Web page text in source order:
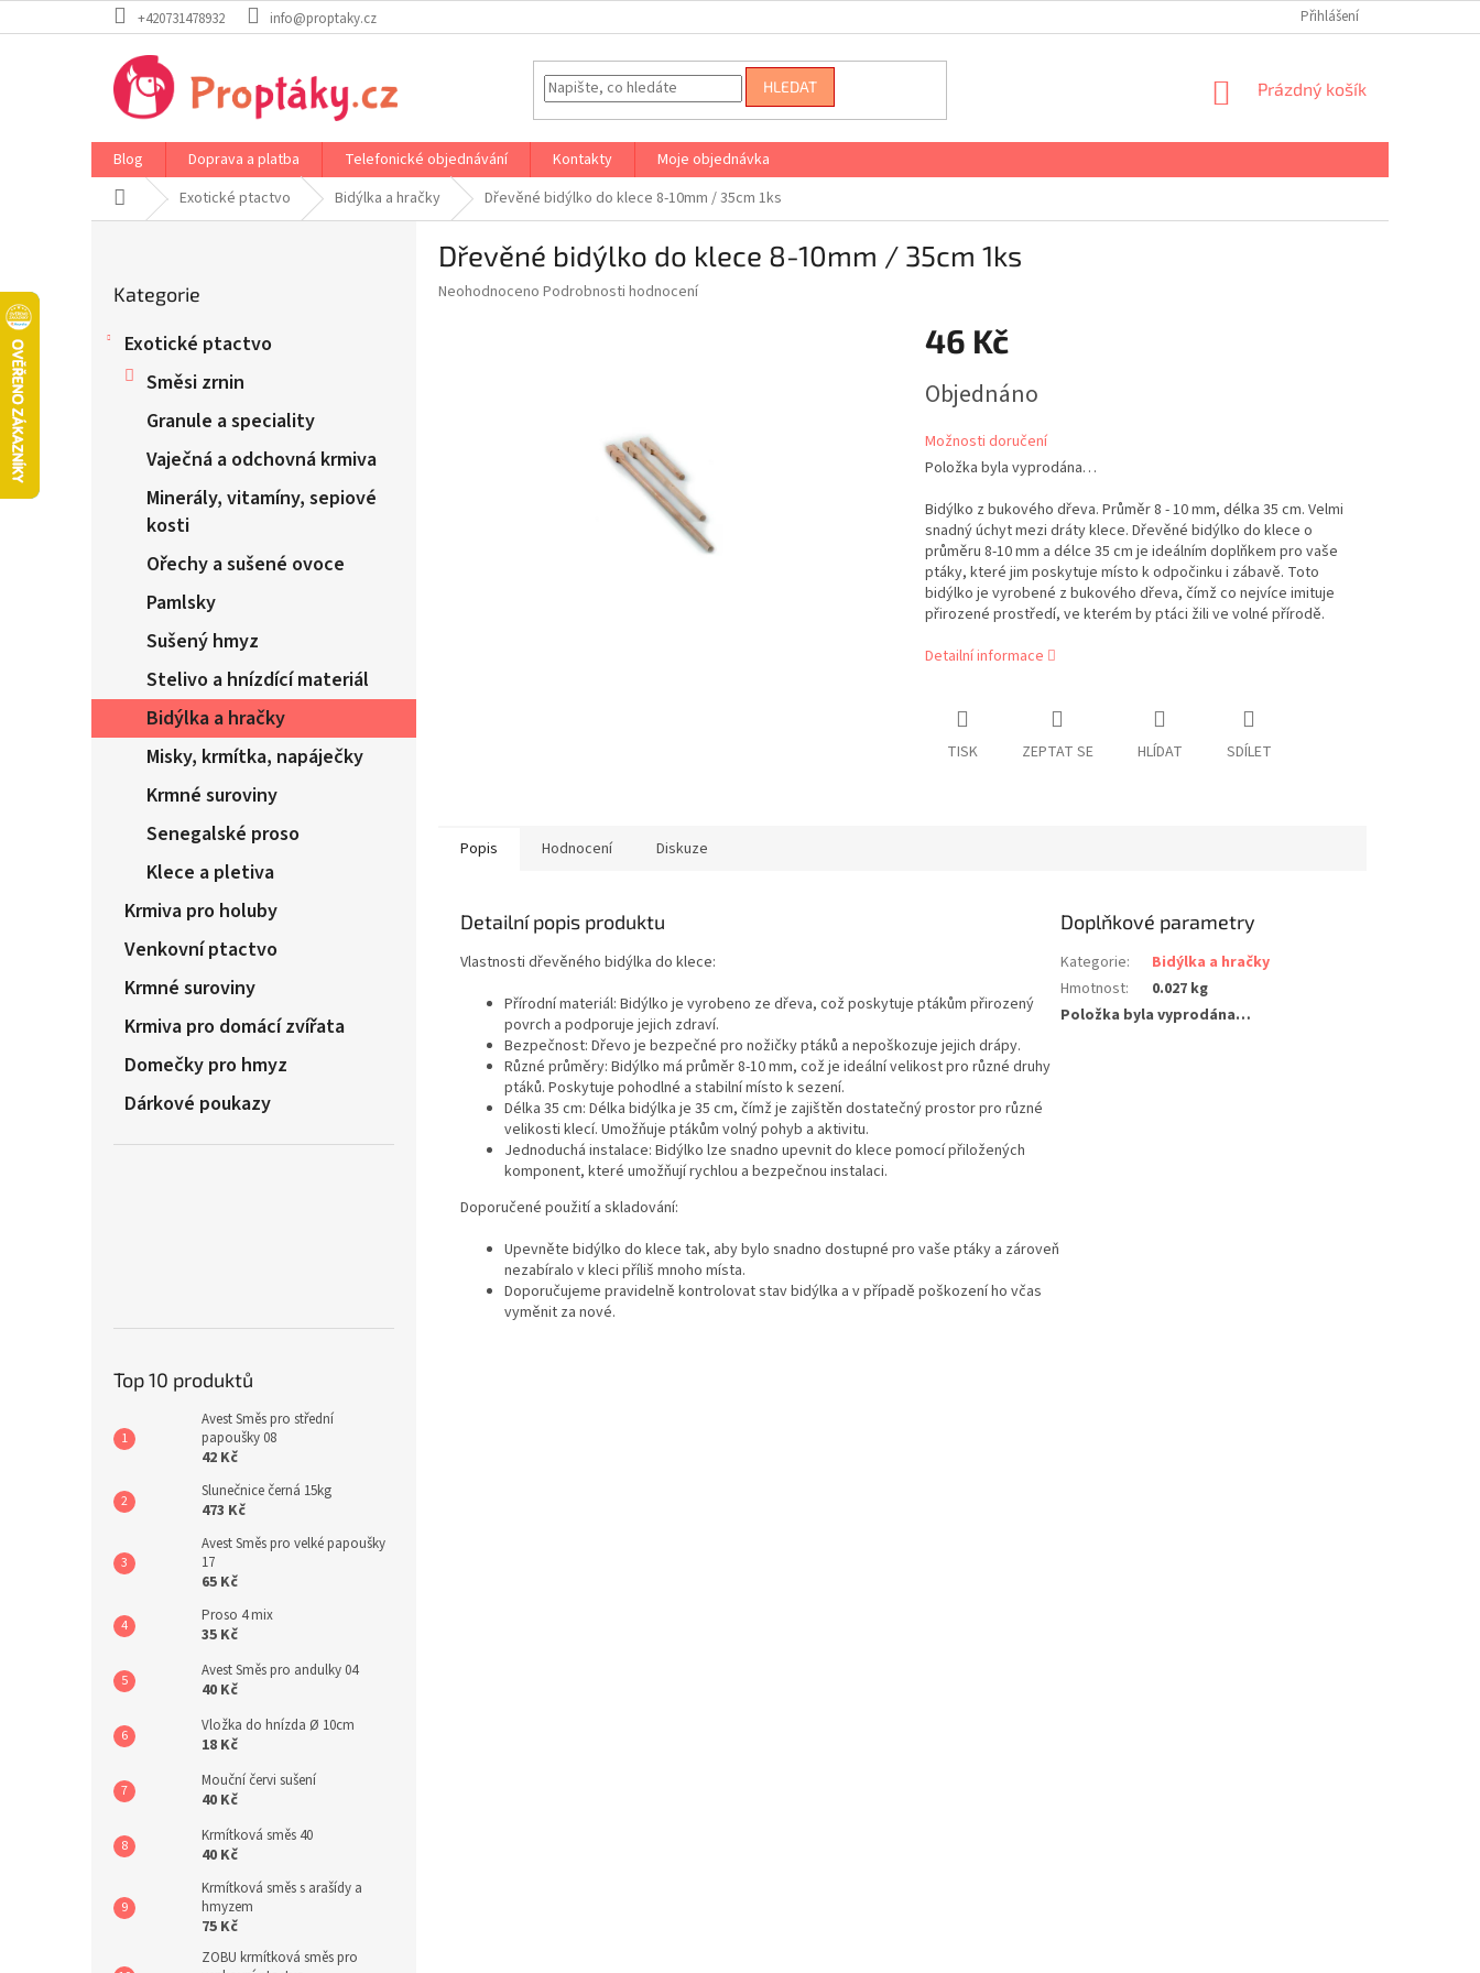
na
+420731478932 info@proptaky.cz Přihlášení
HLEDAT
NÁKUPNÍ
Prázdný košík
Blog Doprava a platba Telefonické objednávání Kontakty
Moje objednávka
Domů Exotické ptactvo Bidýlka a hračky Dřevěné bidýlko do klece 8-10mm / 35cm 1ks
kategorie
Kategorie
Exotické ptactvo
Směsi zrnin
Granule a speciality
Vaječná a odchovná krmiva
Minerály, vitamíny, sepiové
kosti
Ořechy a sušené ovoce
Pamlsky
Sušený hmyz
Stelivo a hnízdící materiál
Bidýlka a hračky
Misky, krmítka, napáječky
Krmné suroviny
Senegalské proso
Klece a pletiva
Krmiva pro holuby
Venkovní ptactvo
Krmné suroviny
Krmiva pro domácí zvířata
Domečky pro hmyz
Dárkové poukazy
Top 10 produktů
Avest Směs pro střední
papoušky 08
42 Kč
Slunečnice černá 15kg
473 Kč
Avest Směs pro velké papoušky
17
65 Kč
Proso 4 mix
35 Kč
Avest Směs pro andulky 04
40 Kč
Vložka do hnízda Ø 10cm
18 Kč
Mouční červi sušení
40 Kč
Krmítková směs 40
40 Kč
Krmítková směs s arašídy a
hmyzem
75 Kč
ZOBU krmítková směs pro
Dřevěné bidýlko do klece 8-10mm / 35cm 1ks
Průměrné
Neohodnoceno Podrobnosti hodnocení
46 Kč
cena:
Objednáno
Možnosti doručení
Položka byla vyprodána…
Bidýlko z bukového dřeva. Průměr 8 - 10 mm, délka 35 cm. Velmi
snadný úchyt mezi dráty klece. Dřevěné bidýlko do klece o
průměru 8-10 mm a délce 35 cm je ideálním doplňkem pro vaše
ptáky, které jim poskytuje místo k odpočinku i zábavě. Toto
bidýlko je vyrobené z bukového dřeva, čímž co nejvíce imituje
přirozené prostředí, ve kterém by ptáci žili ve volné přírodě.
Detailní informace
TISK ZEPTAT SE HLÍDAT SDÍLET
Popis Hodnocení Diskuze
Detailní popis produktu
Vlastnosti dřevěného bidýlka do klece:
Přírodní materiál: Bidýlko je vyrobeno ze dřeva, což poskytuje ptákům přirozený
povrch a podporuje jejich zdraví.
Bezpečnost: Dřevo je bezpečné pro nožičky ptáků a nepoškozuje jejich drápy.
Různé průměry: Bidýlko má průměr 8-10 mm, což je ideální velikost pro různé druhy
ptáků. Poskytuje pohodlné a stabilní místo k sezení.
Délka 35 cm: Délka bidýlka je 35 cm, čímž je zajištěn dostatečný prostor pro různé
velikosti klecí. Umožňuje ptákům volný pohyb a aktivitu.
Jednoduchá instalace: Bidýlko lze snadno upevnit do klece pomocí přiložených
komponent, které umožňují rychlou a bezpečnou instalaci.
Doporučené použití a skladování:
Upevněte bidýlko do klece tak, aby bylo snadno dostupné pro vaše ptáky a zároveň
nezabíralo v kleci příliš mnoho místa.
Doporučujeme pravidelně kontrolovat stav bidýlka a v případě poškození ho včas
vyměnit za nové.
Doplňkové parametry
Kategorie:
Bidýlka a hračky
Hmotnost:
0.027 kg
Položka byla vyprodána…